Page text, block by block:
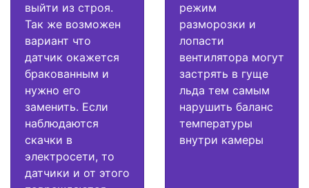
выйти из строя.
Так же возможен
вариант что
датчик окажется
бракованным и
нужно его
заменить. Если
наблюдаются
скачки в
электросети, то
датчики и от этого
режим
разморозки и
лопасти
вентилятора могут
застрять в гуще
льда тем самым
нарушить баланс
температуры
внутри камеры